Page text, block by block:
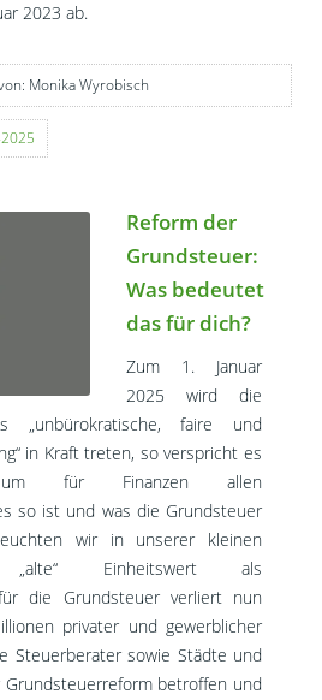
2023 ab.
Monika Wyrobisch
Reform der
Grundsteuer:
Was bedeutet
das für dich?
Zum 1. Januar
2025 wird die
„unbürokratische, faire und
in Kraft treten, so verspricht es
für Finanzen allen
so ist und was die Grundsteuer
wir in unserer kleinen
Einheitswert als
für die Grundsteuer verliert nun
privater und gewerblicher
Steuerberater sowie Städte und
betroffen und